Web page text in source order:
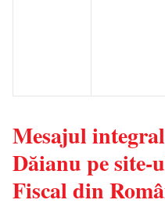
Mesajul
Dăianu pe
Fiscal din